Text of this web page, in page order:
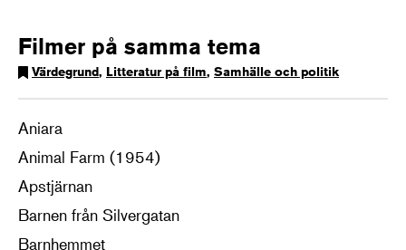
Filmer på samma tema
Värdegrund, Litteratur på film, Samhälle och politik
Aniara
Animal Farm (1954)
Apstjärnan
Barnen från Silvergatan
Barnhemmet